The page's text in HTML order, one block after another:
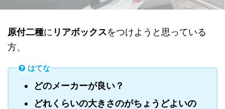
原付二種に リアボックスをつけようと思っている
方、
はてな
どのメーカーが良い？
どれくらいの大きさのがちょうどよいの